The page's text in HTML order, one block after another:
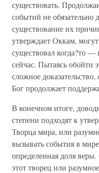
существовать.
событий не обязательно
существование их
утверждает Оккам,
существовал когда?то —
сейчас. Пытаясь обойти
сложное
Бог продолжает
В конечном итоге,
степени подходят к
Творца мира, или
вызывать события в
определенная доля
этот творец или